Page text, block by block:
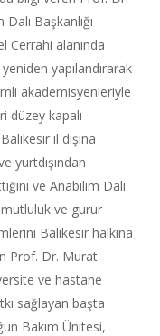
Başkanlığı
Cerrahi alanında
yapılandırarak
akademisyenleriyle
düzey kapalı
il dışına
yurtdışından
ve Anabilim Dalı
mutluluk ve gurur
Balıkesir halkına
Prof. Dr. Murat
ve hastane
sağlayan başta
Bakım Ünitesi,